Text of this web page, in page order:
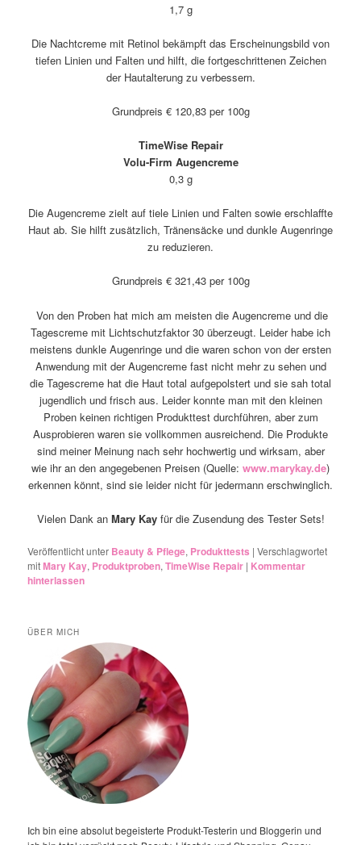
1,7 g
Die Nachtcreme mit Retinol bekämpft das Erscheinungsbild von
tiefen Linien und Falten und hilft, die fortgeschrittenen Zeichen
der Hautalterung zu verbessern.
Grundpreis € 120,83 per 100g
TimeWise Repair
Volu-Firm Augencreme
0,3 g
Die Augencreme zielt auf tiele Linien und Falten sowie erschlaffte
Haut ab. Sie hilft zusätzlich, Tränensäcke und dunkle Augenringe
zu reduzieren.
Grundpreis € 321,43 per 100g
Von den Proben hat mich am meisten die Augencreme und die
Tagescreme mit Lichtschutzfaktor 30 überzeugt. Leider habe ich
meistens dunkle Augenringe und die waren schon von der ersten
Anwendung mit der Augencreme fast nicht mehr zu sehen und
die Tagescreme hat die Haut total aufgepolstert und sie sah total
jugendlich und frisch aus. Leider konnte man mit den kleinen
Proben keinen richtigen Produkttest durchführen, aber zum
Ausprobieren waren sie vollkommen ausreichend. Die Produkte
sind meiner Meinung nach sehr hochwertig und wirksam, aber
wie ihr an den angegebenen Preisen (Quelle: www.marykay.de)
erkennen könnt, sind sie leider nicht für jedermann erschwinglich.
Vielen Dank an Mary Kayfür die Zusendung des Tester Sets!
Veröffentlicht unter Beauty & Pflege, Produkttests |Verschlagwortet
mitMary Kay, Produktproben,TimeWise Repair | Kommentar
hinterlassen
ÜBER MICH
Ich bin eine absolut begeisterte Produkt-Testerin und Bloggerin und